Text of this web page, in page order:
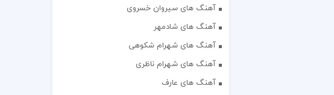
آهنگ های سیروان خسروی
آهنگ های شادمهر
آهنگ های شهرام شکوهی
آهنگ های شهرام ناظری
آهنگ های عارف